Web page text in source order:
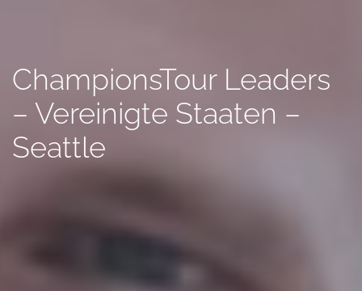
ChampionsTour Leaders
– Vereinigte Staaten –
Seattle